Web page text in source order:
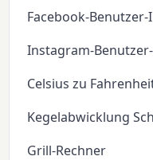
Facebook-Benutzer-
Instagram-
Celsius zu
Kegelabwicklung
Grill-Rechner